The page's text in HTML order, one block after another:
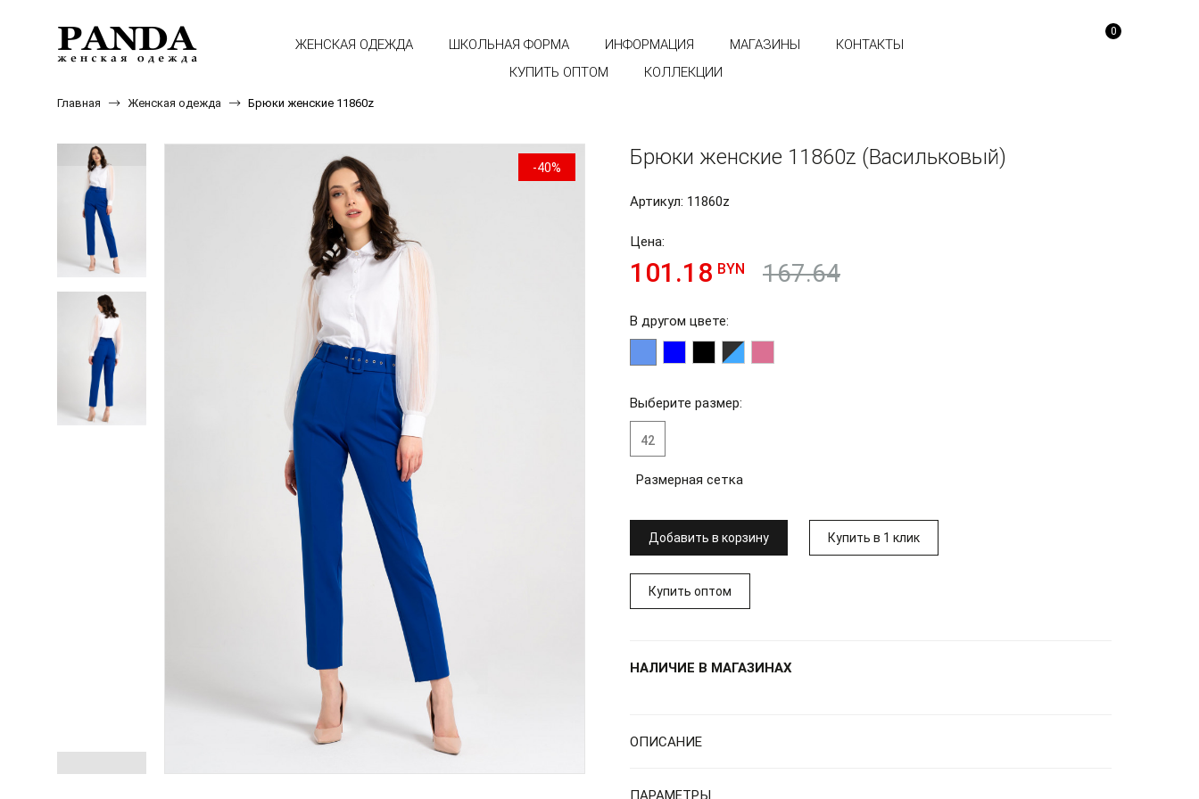
0
ЖЕНСКАЯ ОДЕЖДА ШКОЛЬНАЯ ФОРМА ИНФОРМАЦИЯ МАГАЗИНЫ
КОНТАКТЫ
КУПИТЬ ОПТОМ
КОЛЛЕКЦИИ
Главная Женская одежда Брюки женские 11860z
-40% Брюки женские 11860z (Васильковый)
Артикул: 11860z
Цена:
101.18 BYN 167.64
В другом цвете:
Выберите размер:
42
Размерная сетка
Добавить в корзину Купить в 1 клик
Купить оптом
НАЛИЧИЕ В МАГАЗИНАХ
ОПИСАНИЕ
ПАРАМЕТРЫ